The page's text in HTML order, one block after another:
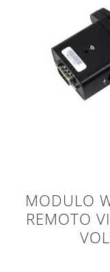
MODULO
REMOTO